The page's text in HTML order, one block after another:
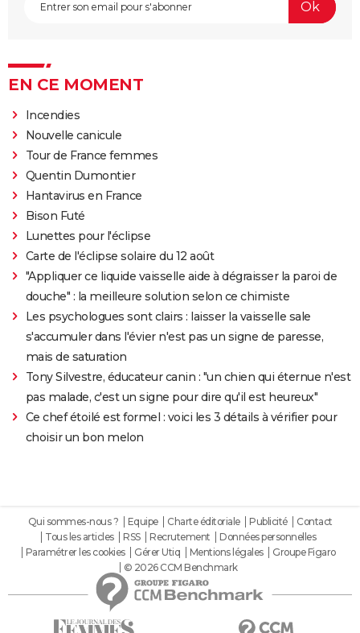
EN CE MOMENT
Incendies
Nouvelle canicule
Tour de France femmes
Quentin Dumontier
Hantavirus en France
Bison Futé
Lunettes pour l'éclipse
Carte de l'éclipse solaire du 12 août
"Appliquer ce liquide vaisselle aide à dégraisser la paroi de
douche" : la meilleure solution selon ce chimiste
Les psychologues sont clairs : laisser la vaisselle sale
s'accumuler dans l'évier n'est pas un signe de paresse,
mais de saturation
Tony Silvestre, éducateur canin : "un chien qui éternue n'est
pas malade, c'est un signe pour dire qu'il est heureux"
Ce chef étoilé est formel : voici les 3 détails à vérifier pour
choisir un bon melon
Qui sommes-nous ? Equipe Charte éditoriale Publicité
Contact
Tous les articles
RSS Recrutement
Données personnelles
Paramétrer les cookies
Gérer Utiq Mentions légales
Groupe Figaro
© 2026 CCM Benchmark